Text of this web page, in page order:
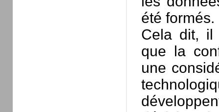
été formés.
Cela dit, il
que la
une